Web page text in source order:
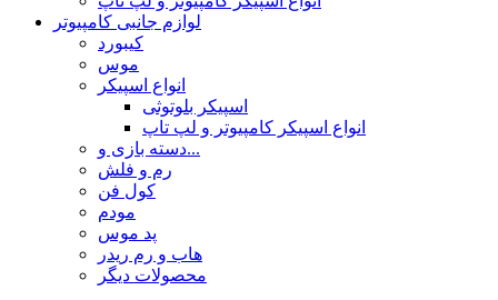
لوازم جانبی کامپیوتر
کیبورد
موس
انواع اسپیکر
اسپیکر بلوتوثی
انواع اسپیکر کامپیوتر و لپ تاپ
دسته بازی و...
رم و فلش
کول فن
مودم
پد موس
هاب و رم ریدر
محصولات دیگر